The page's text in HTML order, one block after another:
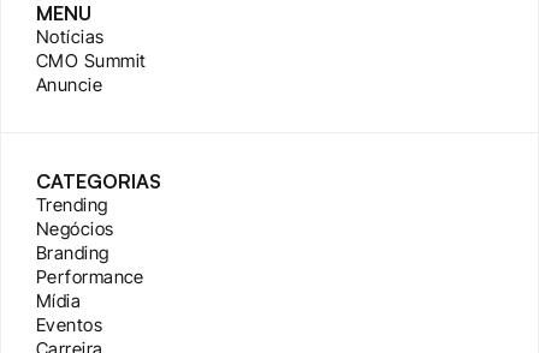
MENU
Notícias
CMO Summit
Anuncie
CATEGORIAS
Trending
Negócios
Branding
Performance
Mídia
Eventos